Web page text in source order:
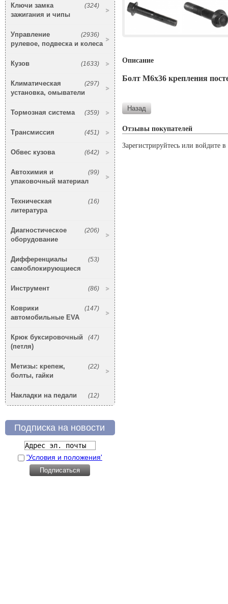
(324)
Ключи замка
зажигания и чипы
(2936)
Управление
рулевое, подвеска и колеса
(1633)
Кузов
(297)
Климатическая
установка, омыватели
(359)
Тормозная система
(451)
Трансмиссия
(642)
Обвес кузова
(99)
Автохимия и
упаковочный материал
(16)
Техническая
литература
(206)
Диагностическое
оборудование
(53)
Дифференциалы
самоблокирующиеся
(86)
Инструмент
(147)
Коврики
автомобильные EVA
(47)
Крюк буксировочный
(петля)
(22)
Метизы: крепеж,
болты, гайки
(12)
Накладки на педали
Подписка на новости
'Условия и положения'
Описание
Болт М6х36 крепления
Отзывы покупателей
Зарегистрируйтесь или войдите